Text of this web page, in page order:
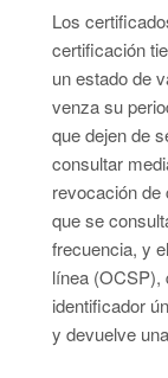
Los
certificación
un estado de
venza su
que dejen de
consultar
revocación
que se
frecuencia, y
línea (OCSP),
identificador
y devuelve